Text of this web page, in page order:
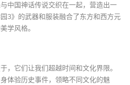
中国神话传说交织在一起，营造出一
3》的武器和服装融合了东方和西方元
学风格。
，它们让我们超越时间和文化界限。
体验历史事件，领略不同文化的魅